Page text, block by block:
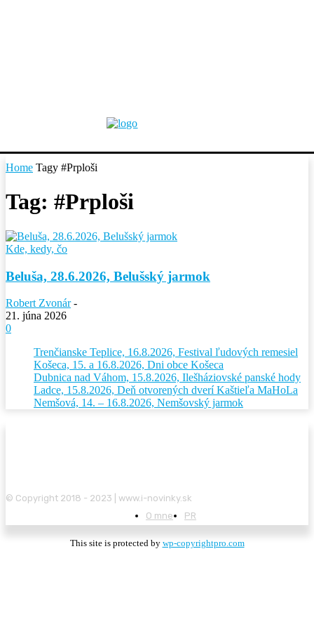
Home Tagy #Prploši
Tag: #Prploši
Kde, kedy, čo
Beluša, 28.6.2026, Belušský jarmok
Robert Zvonár -
21. júna 2026
0
Trenčianske Teplice, 16.8.2026, Festival ľudových remesiel
Košeca, 15. a 16.8.2026, Dni obce Košeca
Dubnica nad Váhom, 15.8.2026, Ilešháziovské panské hody
Ladce, 15.8.2026, Deň otvorených dverí Kaštieľa MaHoLa
Nemšová, 14. – 16.8.2026, Nemšovský jarmok
© Copyright 2018 - 2023 | www.i-novinky.sk
O mne
PR
This site is protected by wp-copyrightpro.com